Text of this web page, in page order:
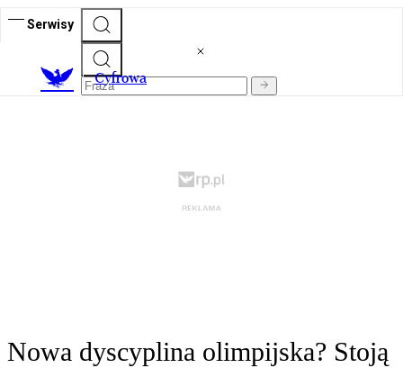
Serwisy
Cyfrowa
Nowa dyscyplina olimpijska? Stoją